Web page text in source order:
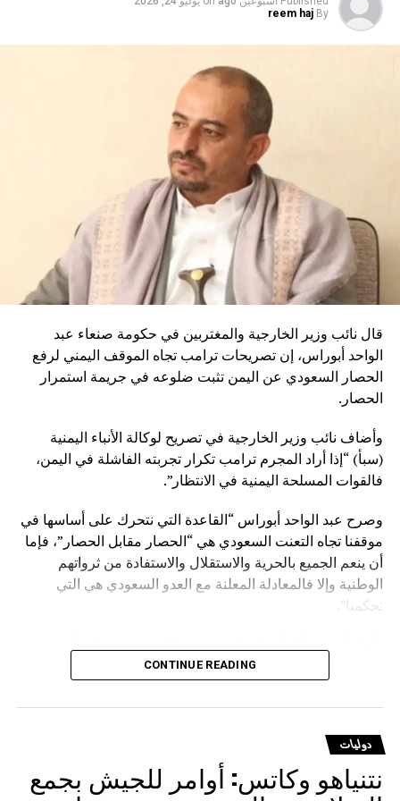
By
reem haj
قال نائب وزير الخارجية والمغتربين في حكومة صنعاء عبد
الواحد أبوراس، إن تصريحات ترامب تجاه الموقف اليمني لرفع
الحصار السعودي عن اليمن تثبت ضلوعه في جريمة استمرار
الحصار.
وأضاف نائب وزير الخارجية في تصريح لوكالة الأنباء اليمنية
(سبأ) “إذا أراد المجرم ترامب تكرار تجربته الفاشلة في اليمن،
فالقوات المسلحة اليمنية في الانتظار”.
وصرح عبد الواحد أبوراس “القاعدة التي نتحرك على أساسها في
موقفنا تجاه التعنت السعودي هي “الحصار مقابل الحصار”، فإما
أن ينعم الجميع بالحرية والاستقلال والاستفادة من ثرواتهم
الوطنية وإلا فالمعادلة المعلنة مع العدو السعودي هي التي
تحكمنا”.
وسيدفع ثمنا باهظا نتيجة قراره الخاطئ، مؤكدا أنهم يتحركون
المشروعة للشعوب إلا قانون الغاب، مشيرا إلى أن على
السعودية أن تعي جيدا أن المخرج الوحيد لرفع الحصار عنها يتمثل
في رفع الحصار عن اليمن.
CONTINUE READING
دوليات
نتنياهو وكاتس: أوامر للجيش بجمع